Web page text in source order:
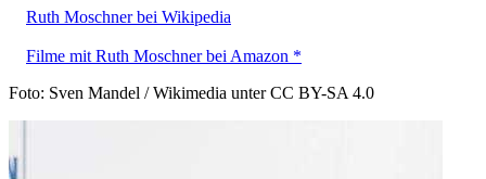
Ruth Moschner bei Wikipedia
Filme mit Ruth Moschner bei Amazon *
Foto: Sven Mandel / Wikimedia unter CC BY-SA 4.0